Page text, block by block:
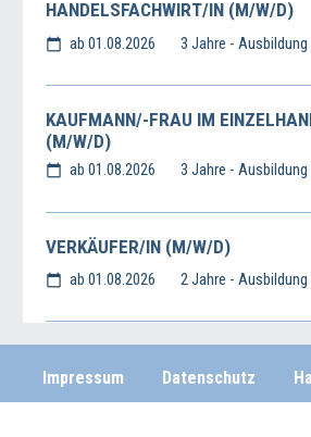
HANDELSFACHWIRT/IN (M/W/D)
ab 01.08.2026 3 Jahre - Ausbildung
KAUFMANN/-FRAU IM
(M/W/D)
ab 01.08.2026 3 Jahre - Ausbildung
VERKÄUFER/IN (M/W/D)
ab 01.08.2026 2 Jahre - Ausbildung
Impressum Datenschutz